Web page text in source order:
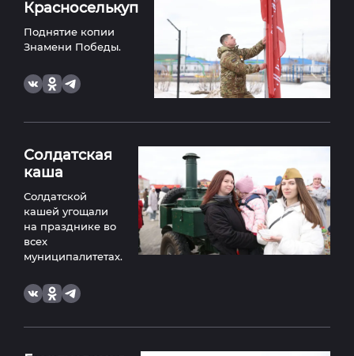
Красноселькуп
Поднятие копии
Знамени Победы.
Солдатская
каша
Солдатской
кашей угощали
на празднике во
всех
муниципалитетах.